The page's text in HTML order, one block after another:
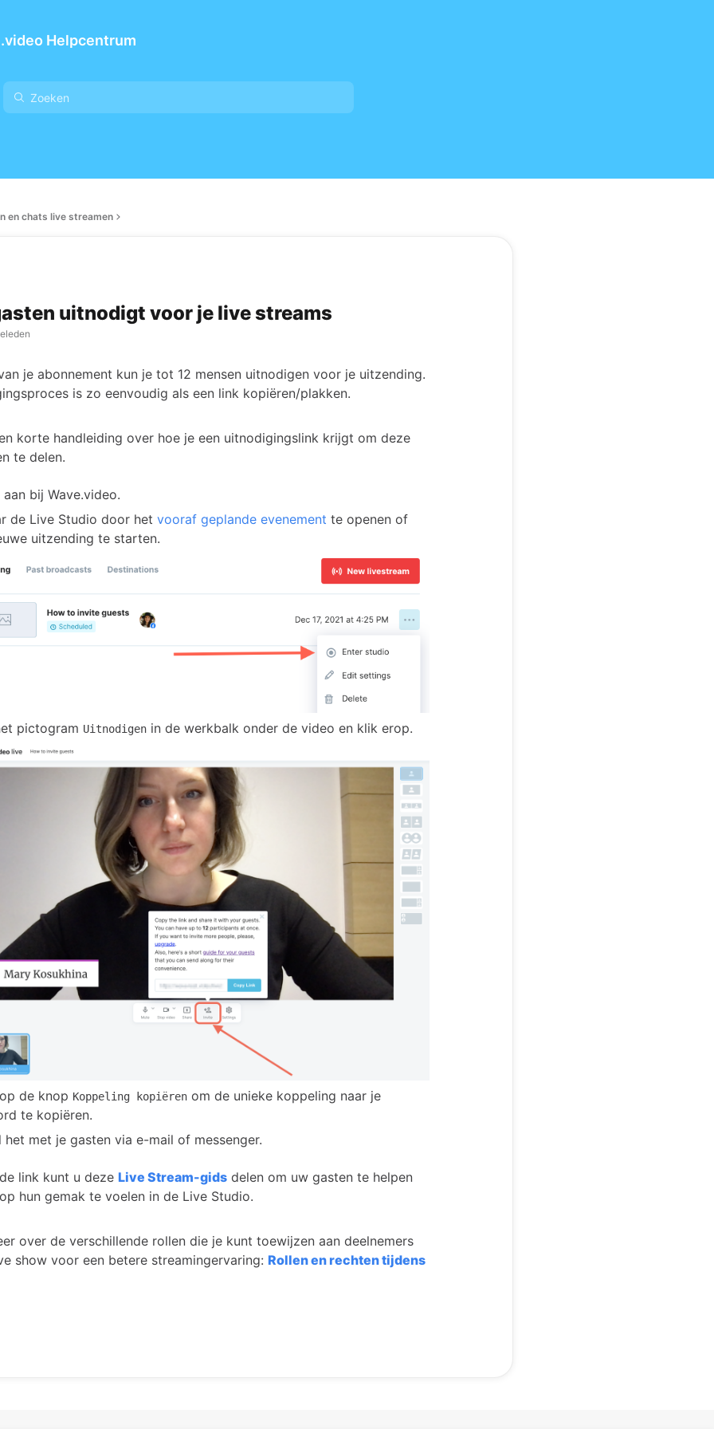
Helpcentrum
en chats live streamen
uitnodigt voor je live streams
je abonnement kun je tot 12 mensen uitnodigen voor je uitzending.
is zo eenvoudig als een link kopiëren/plakken.
korte handleiding over hoe je een uitnodigingslink krijgt om deze
te delen.
bij Wave.video.
de Live Studio door het vooraf geplande evenement te openen of
uitzending te starten.
pictogram Uitnodigen in de werkbalk onder de video en klik erop.
de knop Koppeling kopiëren om de unieke koppeling naar je
te kopiëren.
het met je gasten via e-mail of messenger.
link kunt u deze Live Stream-gids delen om uw gasten te helpen
hun gemak te voelen in de Live Studio.
over de verschillende rollen die je kunt toewijzen aan deelnemers
show voor een betere streamingervaring: Rollen en rechten tijdens